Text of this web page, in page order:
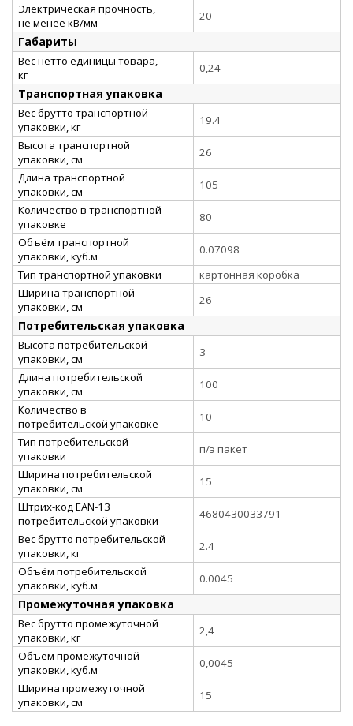
Электрическая прочность,
не менее кВ/мм
20
Габариты
Вес нетто единицы товара,
кг
0,24
Транспортная упаковка
Вес брутто транспортной
упаковки, кг
19.4
Высота транспортной
упаковки, см
26
Длина транспортной
упаковки, см
105
Количество в транспортной
упаковке
80
Объём транспортной
упаковки, куб.м
0.07098
Тип транспортной упаковки
картонная коробка
Ширина транспортной
упаковки, см
26
Потребительская упаковка
Высота потребительской
упаковки, см
3
Длина потребительской
упаковки, см
100
Количество в
потребительской упаковке
10
Тип потребительской
упаковки
п/э пакет
Ширина потребительской
упаковки, см
15
Штрих-код EAN-13
потребительской упаковки
4680430033791
Вес брутто потребительской
упаковки, кг
2.4
Объём потребительской
упаковки, куб.м
0.0045
Промежуточная упаковка
Вес брутто промежуточной
упаковки, кг
2,4
Объём промежуточной
упаковки, куб.м
0,0045
Ширина промежуточной
упаковки, см
15